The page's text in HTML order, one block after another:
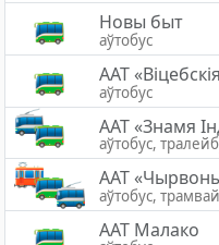
Новы быт
аўтобус
ААТ
аўтобус
ААТ «Знамя
аўтобус,
ААТ
аўтобус,
ААТ Малако